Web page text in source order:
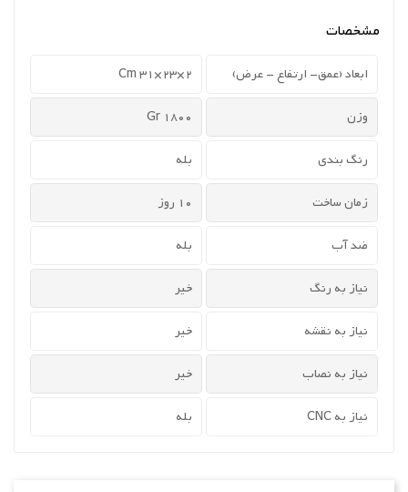
مشخصات
ابعاد (عمق- ارتفاع - عرض) 2×23×31 Cm
وزن 1800 Gr
رنگ بندی بله
زمان ساخت 10 روز
ضد آب بله
نیاز به رنگ خیر
نیاز به نقشه خیر
نیاز به نصاب خیر
نیاز به CNC بله